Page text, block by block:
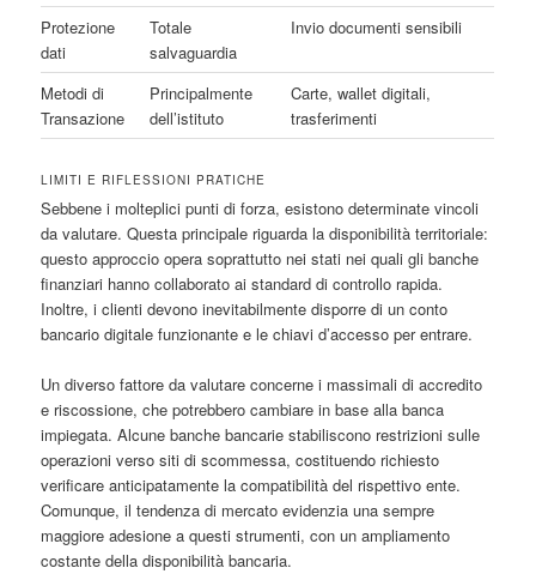
Protezione
dati
Totale
salvaguardia
Invio documenti sensibili
Metodi di
Transazione
Principalmente
dell’istituto
Carte, wallet digitali,
trasferimenti
LIMITI E RIFLESSIONI PRATICHE
Sebbene i molteplici punti di forza, esistono determinate vincoli
da valutare. Questa principale riguarda la disponibilità territoriale:
questo approccio opera soprattutto nei stati nei quali gli banche
finanziari hanno collaborato ai standard di controllo rapida.
Inoltre, i clienti devono inevitabilmente disporre di un conto
bancario digitale funzionante e le chiavi d’accesso per entrare.
Un diverso fattore da valutare concerne i massimali di accredito
e riscossione, che potrebbero cambiare in base alla banca
impiegata. Alcune banche bancarie stabiliscono restrizioni sulle
operazioni verso siti di scommessa, costituendo richiesto
verificare anticipatamente la compatibilità del rispettivo ente.
Comunque, il tendenza di mercato evidenzia una sempre
maggiore adesione a questi strumenti, con un ampliamento
costante della disponibilità bancaria.